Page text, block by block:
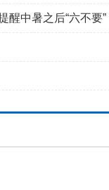
醒中暑之后“六不要”